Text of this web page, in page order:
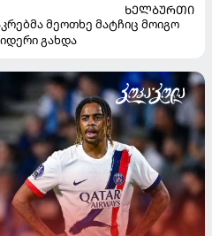
ᲮᲔᲚᲑᲣᲠᲗᲘ
მეოთხე მატჩიც მოიგო
გახდა